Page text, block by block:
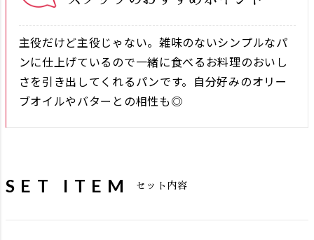
主役だけど主役じゃない。雑味のないシンプルなパ
ンに仕上げているので一緒に食べるお料理のおいし
さを引き出してくれるパンです。自分好みのオリー
ブオイルやバターとの相性も◎
SET ITEM セット内容